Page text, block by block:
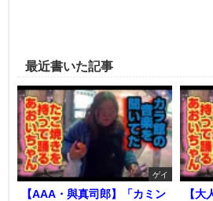
最近書いた記事
ゲイ
【AAA・與真司郎】「カミン 【大